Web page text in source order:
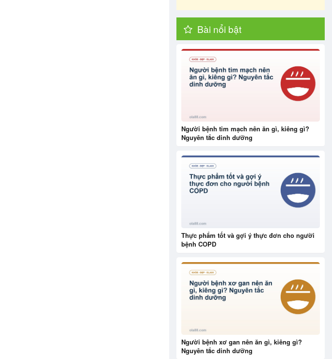
Bài nổi bật
Người bệnh tim mạch nên ăn gì, kiêng gì?
Nguyên tắc dinh dưỡng
Thực phẩm tốt và gợi ý thực đơn cho người
bệnh COPD
Người bệnh xơ gan nên ăn gì, kiêng gì?
Nguyên tắc dinh dưỡng